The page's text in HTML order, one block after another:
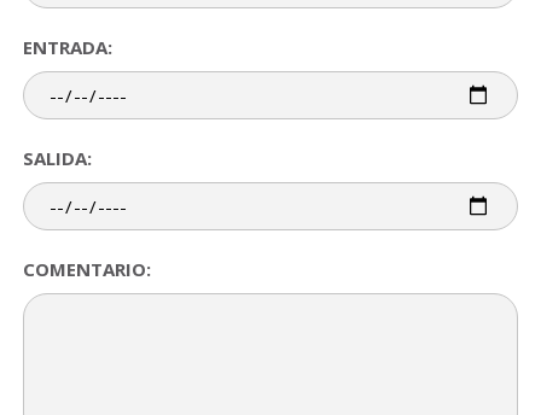
ENTRADA:
SALIDA:
COMENTARIO: